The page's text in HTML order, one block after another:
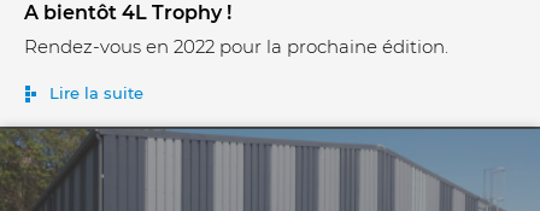
A bientôt 4L Trophy !
Rendez-vous en 2022 pour la prochaine édition.
Lire la suite